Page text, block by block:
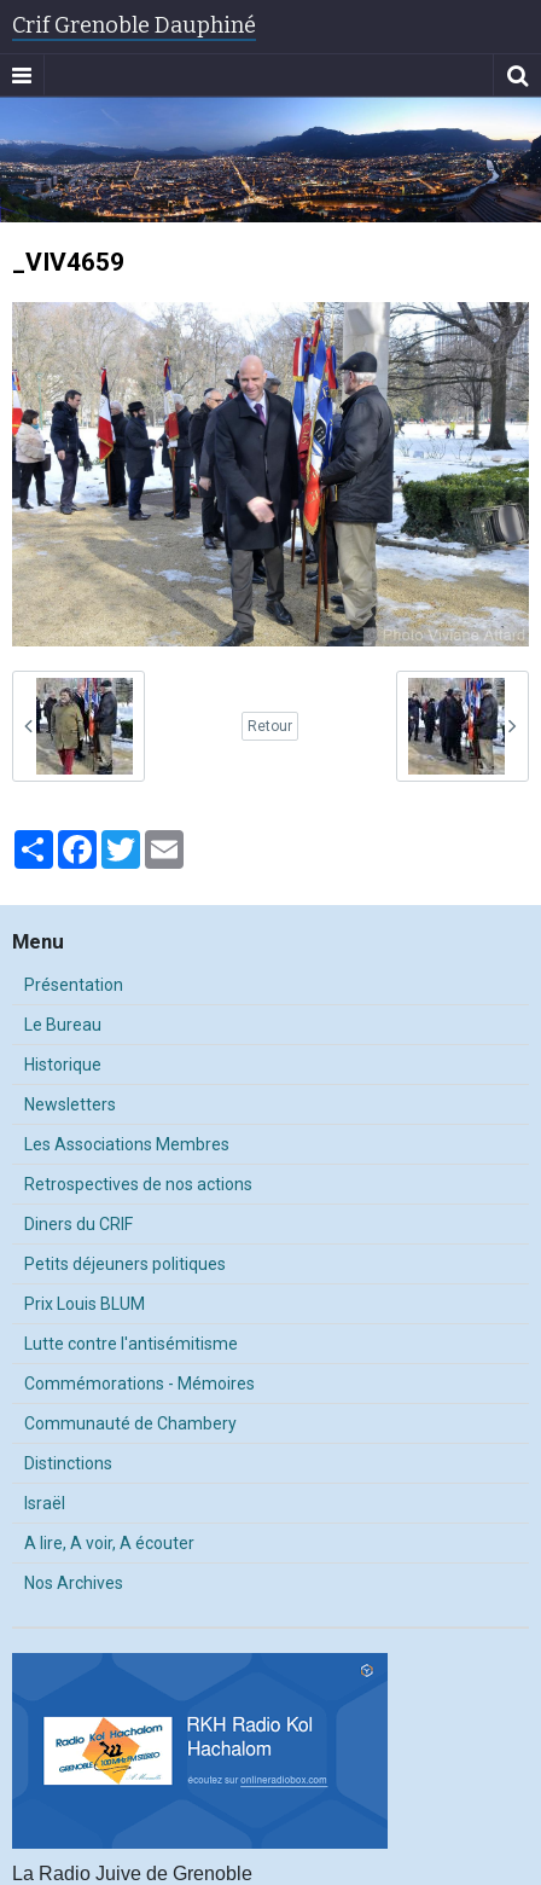
Crif Grenoble Dauphiné
_VIV4659
Retour
PartagerFacebook
Twitter
Menu
Présentation
Le Bureau
Historique
Newsletters
Les Associations Membres
Retrospectives de nos actions
Diners du CRIF
Petits déjeuners politiques
Prix Louis BLUM
Lutte contre l'antisémitisme
Commémorations - Mémoires
Communauté de Chambery
Distinctions
Israël
A lire, A voir, A écouter
Nos Archives
La Radio Juive de Grenoble